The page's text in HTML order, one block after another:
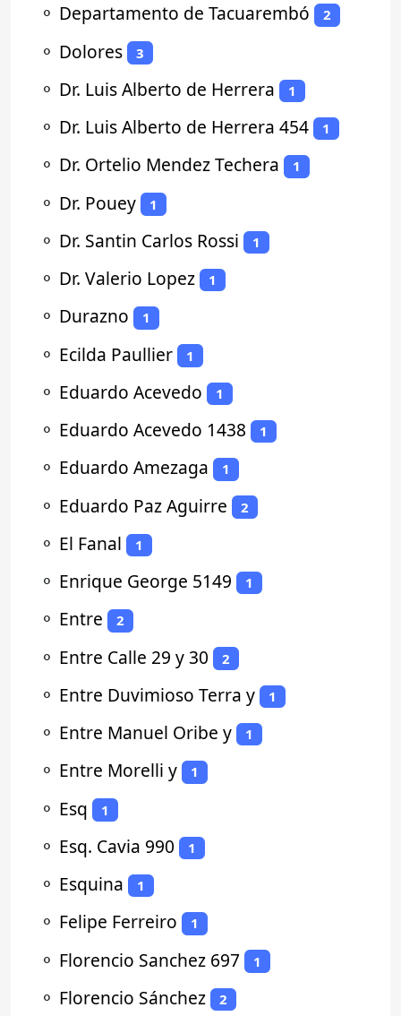
⚬ Departamento de Tacuarembó 2
⚬ Dolores 3
⚬ Dr. Luis Alberto de Herrera 1
⚬ Dr. Luis Alberto de Herrera 454 1
⚬ Dr. Ortelio Mendez Techera 1
⚬ Dr. Pouey 1
⚬ Dr. Santin Carlos Rossi 1
⚬ Dr. Valerio Lopez 1
⚬ Durazno 1
⚬ Ecilda Paullier 1
⚬ Eduardo Acevedo 1
⚬ Eduardo Acevedo 1438 1
⚬ Eduardo Amezaga 1
⚬ Eduardo Paz Aguirre 2
⚬ El Fanal 1
⚬ Enrique George 5149 1
⚬ Entre 2
⚬ Entre Calle 29 y 30 2
⚬ Entre Duvimioso Terra y 1
⚬ Entre Manuel Oribe y 1
⚬ Entre Morelli y 1
⚬ Esq 1
⚬ Esq. Cavia 990 1
⚬ Esquina 1
⚬ Felipe Ferreiro 1
⚬ Florencio Sanchez 697 1
⚬ Florencio Sánchez 2